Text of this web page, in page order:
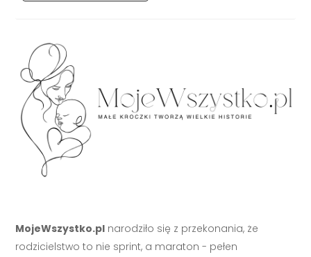
MojeWszystko.pl narodziło się z przekonania, że
rodzicielstwo to nie sprint, a maraton - pełen